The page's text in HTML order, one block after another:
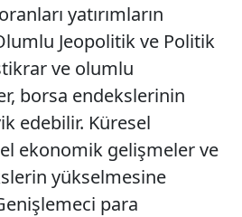
yatırımların
Jeopolitik ve Politik
ve olumlu
borsa endekslerinin
edebilir. Küresel
ekonomik gelişmeler ve
yükselmesine
para